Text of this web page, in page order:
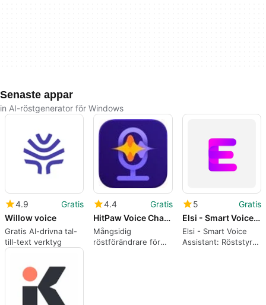
Senaste appar
in AI-röstgenerator för Windows
4.9
Gratis
Willow voice
Gratis AI-drivna tal-
till-text verktyg
4.4
Gratis
HitPaw Voice Changer
Mångsidig
röstförändrare för
5
Gratis
Elsi - Smart Voice Assistant
Elsi - Smart Voice
Assistant: Röststyrd